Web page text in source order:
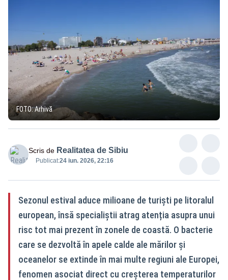
FOTO: Arhivă
Scris de Realitatea de Sibiu
Publicat:24 iun. 2026, 22:16
Sezonul estival aduce milioane de turiști pe litoralul
european, însă specialiștii atrag atenția asupra unui
risc tot mai prezent în zonele de coastă. O bacterie
care se dezvoltă în apele calde ale mărilor și
oceanelor se extinde în mai multe regiuni ale Europei,
fenomen asociat direct cu creșterea temperaturilor